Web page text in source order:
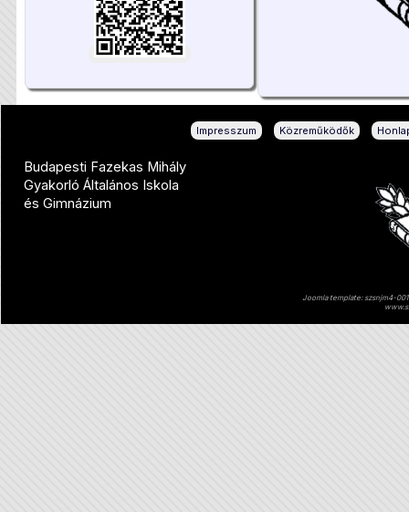
Impresszum Közreműködők
Budapesti Fazekas Mihály
Gyakorló Általános Iskola
és Gimnázium
Joomla template: szsnjm4-